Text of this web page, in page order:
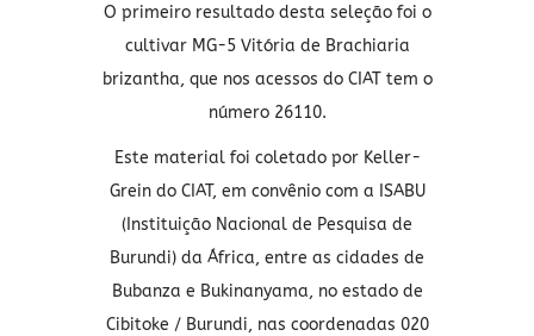
O primeiro resultado desta seleção foi o
cultivar MG-5 Vitória de Brachiaria
brizantha, que nos acessos do CIAT tem o
número 26110.
Este material foi coletado por Keller-
Grein do CIAT, em convênio com a ISABU
(Instituição Nacional de Pesquisa de
Burundi) da África, entre as cidades de
Bubanza e Bukinanyama, no estado de
Cibitoke / Burundi, nas coordenadas 020